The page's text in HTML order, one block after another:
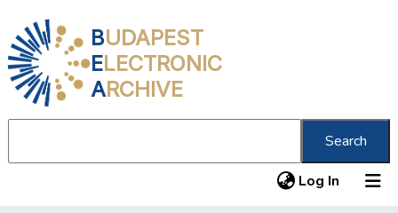
BUDAPEST
ELECTRONIC
ARCHIVE
Search
Log In (current)